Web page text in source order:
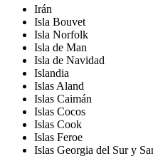
Irán
Isla Bouvet
Isla Norfolk
Isla de Man
Isla de Navidad
Islandia
Islas Aland
Islas Caimán
Islas Cocos
Islas Cook
Islas Feroe
Islas Georgia del Sur y